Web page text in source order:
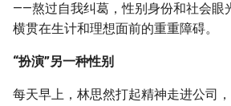
——熬过自我纠葛，性别身份和社会眼
横贯在生计和理想面前的重重障碍。
“扮演”另一种性别
每天早上，林思然打起精神走进公司